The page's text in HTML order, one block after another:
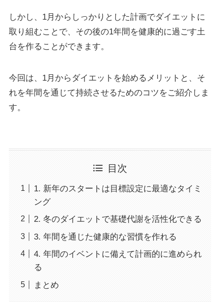
しかし、1月からしっかりとした計画でダイエットに
取り組むことで、その後の1年間を健康的に過ごす土
台を作ることができます。
今回は、1月からダイエットを始めるメリットと、そ
れを年間を通じて持続させるためのコツをご紹介しま
す。
目次
1. 新年のスタートは目標設定に最適なタイミ
ング
2. 冬のダイエットで基礎代謝を活性化できる
3. 年間を通じた健康的な習慣を作れる
4. 年間のイベントに備えて計画的に進められ
る
まとめ